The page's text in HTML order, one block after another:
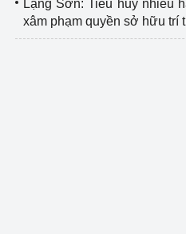
Lạng Sơn: Tiêu hủy nhiều
xâm phạm quyền sở hữu trí